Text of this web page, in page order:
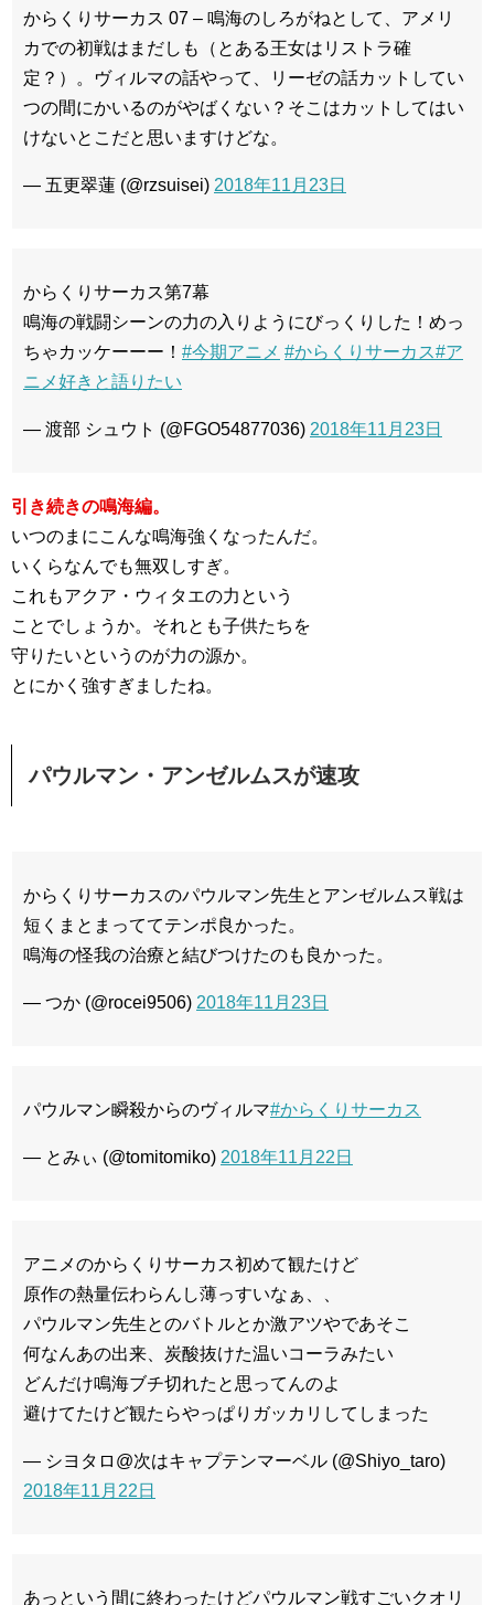
からくりサーカス 07 – 鳴海のしろがねとして、アメリ
カでの初戦はまだしも（とある王女はリストラ確
定？）。ヴィルマの話やって、リーゼの話カットしてい
つの間にかいるのがやばくない？そこはカットしてはい
けないとこだと思いますけどな。
— 五更翠蓮 (@rzsuisei) 2018年11月23日
からくりサーカス第7幕
鳴海の戦闘シーンの力の入りようにびっくりした！めっ
ちゃカッケーーー！ #今期アニメ #からくりサーカス#ア
ニメ好きと語りたい
— 渡部 シュウト (@FGO54877036) 2018年11月23日
引き続きの鳴海編。
いつのまにこんな鳴海強くなったんだ。
いくらなんでも無双しすぎ。
これもアクア・ウィタエの力という
ことでしょうか。それとも子供たちを
守りたいというのが力の源か。
とにかく強すぎましたね。
パウルマン・アンゼルムスが速攻
からくりサーカスのパウルマン先生とアンゼルムス戦は
短くまとまっててテンポ良かった。
鳴海の怪我の治療と結びつけたのも良かった。
— つか (@rocei9506) 2018年11月23日
パウルマン瞬殺からのヴィルマ#からくりサーカス
— とみぃ (@tomitomiko) 2018年11月22日
アニメのからくりサーカス初めて観たけど
原作の熱量伝わらんし薄っすいなぁ、、
パウルマン先生とのバトルとか激アツやであそこ
何なんあの出来、炭酸抜けた温いコーラみたい
どんだけ鳴海ブチ切れたと思ってんのよ
避けてたけど観たらやっぱりガッカリしてしまった
— シヨタロ@次はキャプテンマーベル (@Shiyo_taro)
2018年11月22日
あっという間に終わったけどパウルマン戦すごいクオリ